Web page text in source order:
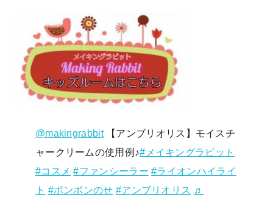
@makingrabbit【アンブリオリス】モイスチ
ャークリームの使用例♪#メイキングラビット
#コスメ #ファンシーラー #ライオンハイライ
ト #ポンポンのせ #アンブリオリス
♬